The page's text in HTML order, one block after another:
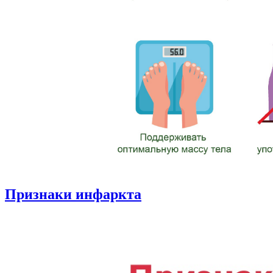
Признаки инфаркта